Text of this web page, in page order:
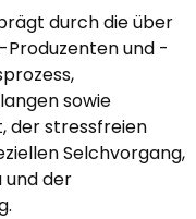
durch die über
und -
sowie
der stressfreien
Selchvorgang,
der